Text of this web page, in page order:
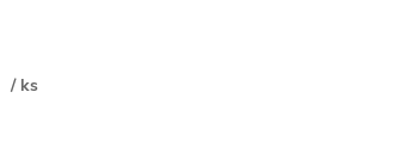
/ ks